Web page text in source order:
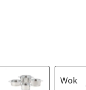
Wok